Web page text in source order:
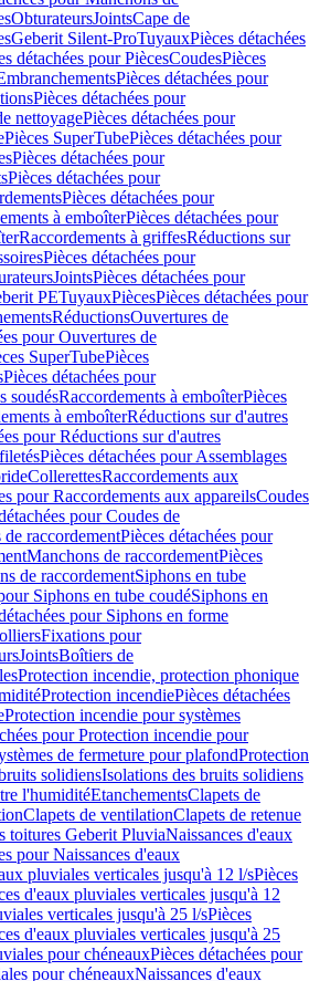
ObturateursJointsCape de
Geberit Silent-ProTuyauxPièces détachées
détachées pour PiècesCoudesPièces
Pièces détachées pour
Pièces détachées pour
nettoyagePièces détachées pour
Pièces SuperTubePièces détachées pour
Pièces détachées pour
Pièces détachées pour
Pièces détachées pour
à emboîterPièces détachées pour
Raccordements à griffesRéductions sur
Pièces détachées pour
JointsPièces détachées pour
PETuyauxPiècesPièces détachées pour
RéductionsOuvertures de
pour Ouvertures de
SuperTubePièces
Pièces détachées pour
soudésRaccordements à emboîterPièces
à emboîterRéductions sur d'autres
pour Réductions sur d'autres
Pièces détachées pour Assemblages
CollerettesRaccordements aux
pour Raccordements aux appareilsCoudes
pour Coudes de
raccordementPièces détachées pour
Manchons de raccordementPièces
de raccordementSiphons en tube
Siphons en tube coudéSiphons en
pour Siphons en forme
Fixations pour
JointsBoîtiers de
Protection incendie, protection phonique
Protection incendiePièces détachées
Protection incendie pour systèmes
pour Protection incendie pour
de fermeture pour plafondProtection
solidiensIsolations des bruits solidiens
l'humiditéEtanchementsClapets de
Clapets de ventilationClapets de retenue
toitures Geberit PluviaNaissances d'eaux
pour Naissances d'eaux
pluviales verticales jusqu'à 12 l/sPièces
d'eaux pluviales verticales jusqu'à 12
verticales jusqu'à 25 l/sPièces
d'eaux pluviales verticales jusqu'à 25
pour chéneauxPièces détachées pour
pour chéneauxNaissances d'eaux